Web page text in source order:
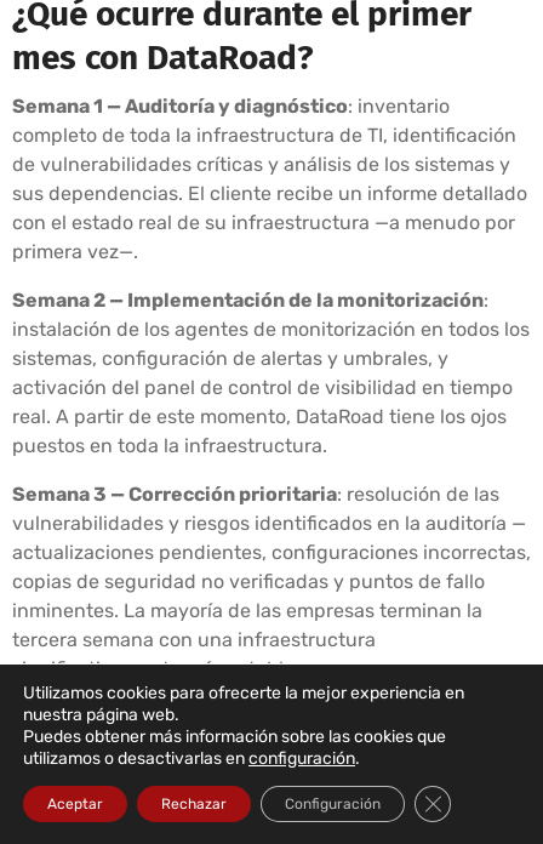
¿Qué ocurre durante el primer
mes con DataRoad?
Semana 1 — Auditoría y diagnóstico: inventario
completo de toda la infraestructura de TI, identificación
de vulnerabilidades críticas y análisis de los sistemas y
sus dependencias. El cliente recibe un informe detallado
con el estado real de su infraestructura —a menudo por
primera vez—.
Semana 2 — Implementación de la monitorización:
instalación de los agentes de monitorización en todos los
sistemas, configuración de alertas y umbrales, y
activación del panel de control de visibilidad en tiempo
real. A partir de este momento, DataRoad tiene los ojos
puestos en toda la infraestructura.
Semana 3 — Corrección prioritaria: resolución de las
vulnerabilidades y riesgos identificados en la auditoría —
actualizaciones pendientes, configuraciones incorrectas,
copias de seguridad no verificadas y puntos de fallo
inminentes. La mayoría de las empresas terminan la
tercera semana con una infraestructura
significativamente más estable y segura.
Semana 4 — Pleno funcionamiento
a pleno rendimiento. Los usuarios conocen los canales
de asistencia. El equipo de DataRoad conoce el entorno.
Se presenta el primer informe mensual con un resumen
Utilizamos cookies para ofrecerte la mejor experiencia en
nuestra página web.
Puedes obtener más información sobre las cookies que
utilizamos o desactivarlas enconfiguración.
Aceptar Rechazar Configuración Cerrar el